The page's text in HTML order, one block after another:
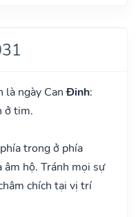
là ngày CanĐinh:
ở tim.
trong ở phía
hộ. Tránh mọi sự
chích tại vị trí